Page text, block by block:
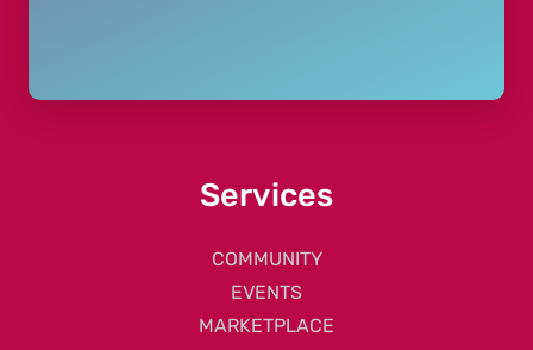
Services
COMMUNITY
EVENTS
MARKETPLACE